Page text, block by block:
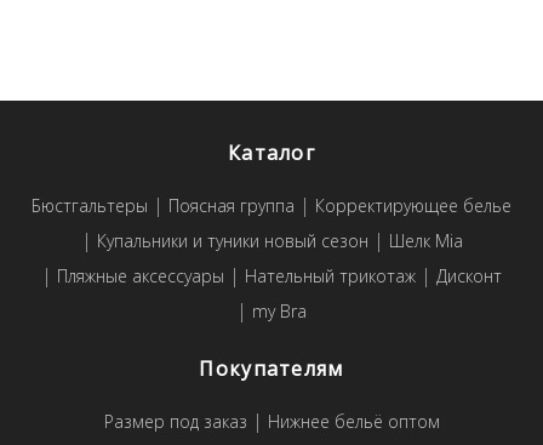
Каталог
Бюстгальтеры Поясная группа
Корректирующее белье
Купальники и туники новый сезон
Шелк Mia
Пляжные аксессуары
Нательный трикотаж
Дисконт
my Bra
Покупателям
Размер под заказ Нижнее бельё оптом